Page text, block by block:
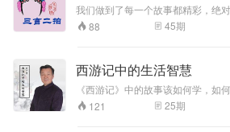
我们做到了每一个故事都精彩，绝对
要是有趣的，能够再现当时社会的故
很黄很暴力的，我们都一一呈现给大家。
断案，怎么赚钱，怎么赚大钱，怎
么逛青楼，怎么获得美女赏识，怎么
总之一切的一切既虚幻又真实。
88 45期
西游记中的生活智慧
《西游记》中的故事该如何学，如
悟，如何修？虽众说纷纭，但理在其
向你娓娓道来。 人们都说“第2次看
121 25期